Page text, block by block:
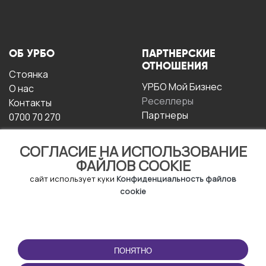
СОГЛАСИЕ НА ИСПОЛЬЗОВАНИЕ
ФАЙЛОВ COOKIE
сайт использует куки Конфиденциальность файлов
cookie
ПОНЯТНО
ОБ УРБО
Стоянка
О нас
Контакты
0700 70 270
ПАРТНЕРСКИЕ
ОТНОШЕНИЯ
УРБО Мой Бизнес
Реселлеры
Партнеры
ЭКСПЛУАТАЦИИ
Условия и положения
ПРИЛОЖЕНИЕ